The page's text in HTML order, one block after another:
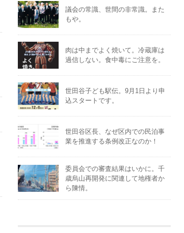
議会の常識、世間の非常識。また
もや。
肉は中までよく焼いて。冷蔵庫は
過信しない。食中毒にご注意を。
世田谷子ども駅伝。9月1日より申
込スタートです。
世田谷区長、なぜ区内での民泊事
業を推進する条例改正なのか！
委員会での審査結果はいかに。千
歳烏山再開発に関連して地権者か
ら陳情。